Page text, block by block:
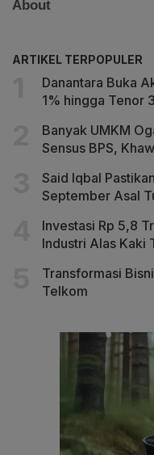
ARTIKEL TERPOPULER
Danantara Buka
1% hingga Tenor
Banyak UMKM
Sensus BPS,
Said Iqbal
September Asal
Investasi Rp 5,8
Industri Alas Kaki
Transformasi
Telkom